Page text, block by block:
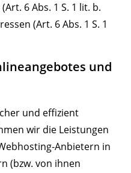
6 Abs. 1 S. 1 lit. b.
(Art. 6 Abs. 1 S. 1
und
und effizient
wir die Leistungen
Anbietern in
(bzw. von ihnen